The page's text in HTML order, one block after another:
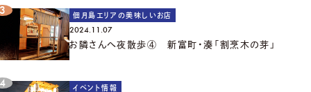
佃月島エリアの美味しいお店
2024.11.07
お隣さんへ夜散歩④ 新富町・湊「割烹木の芽」
イベント情報